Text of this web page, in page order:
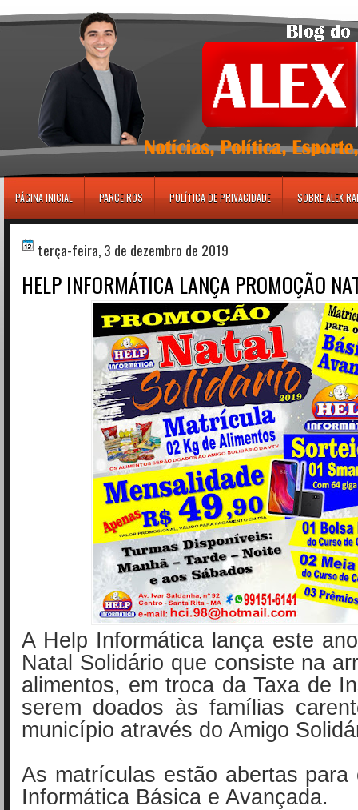
PÁGINA INICIAL PARCEIROS POLÍTICA DE PRIVACIDADE SOBRE ALEX
terça-feira, 3 de dezembro de 2019
HELP INFORMÁTICA LANÇA PROMOÇÃO
A Help Informática lança este
Natal Solidário que consiste na
alimentos, em troca da Taxa de
serem doados às famílias
município através do Amigo
As matrículas estão abertas para
Informática Básica e Avançada.